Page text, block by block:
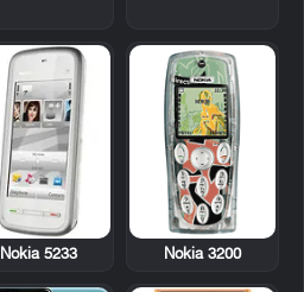
Nokia 3200
Nokia 5233